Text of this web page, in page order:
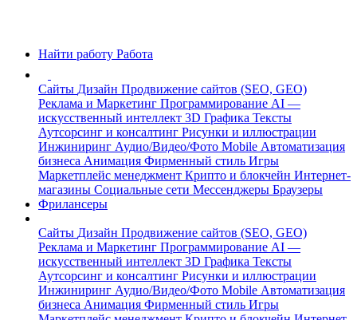
Найти работу Работа
Сайты Дизайн Продвижение сайтов (SEO, GEO)
Реклама и Маркетинг Программирование AI —
искусственный интеллект 3D Графика Тексты
Аутсорсинг и консалтинг Рисунки и иллюстрации
Инжиниринг Аудио/Видео/Фото Mobile Автоматизация
бизнеса Анимация Фирменный стиль Игры
Маркетплейс менеджмент Крипто и блокчейн Интернет-
магазины Социальные сети Мессенджеры Браузеры
Фрилансеры
Сайты Дизайн Продвижение сайтов (SEO, GEO)
Реклама и Маркетинг Программирование AI —
искусственный интеллект 3D Графика Тексты
Аутсорсинг и консалтинг Рисунки и иллюстрации
Инжиниринг Аудио/Видео/Фото Mobile Автоматизация
бизнеса Анимация Фирменный стиль Игры